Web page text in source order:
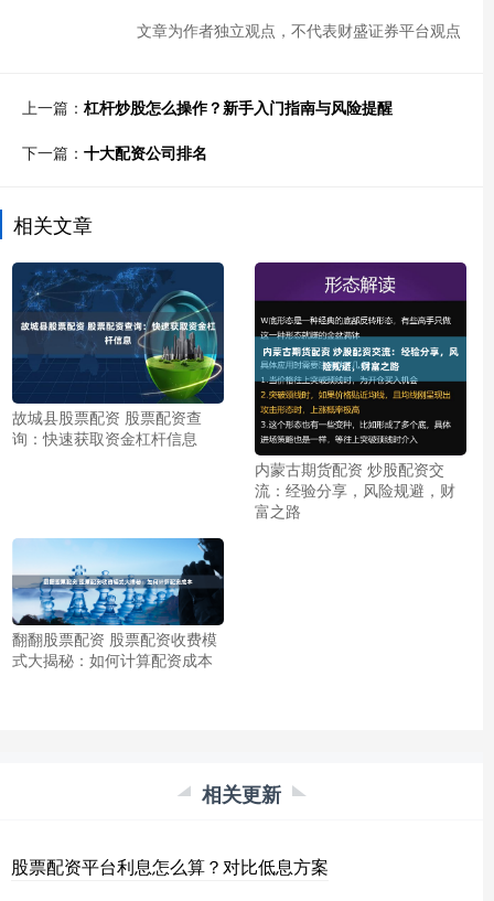
文章为作者独立观点，不代表财盛证券平台观点
上一篇： 杠杆炒股怎么操作？新手入门指南与风险提醒
下一篇： 十大配资公司排名
相关文章
故城县股票配资 股票配资查
询：快速获取资金杠杆信息
内蒙古期货配资 炒股配资交
流：经验分享，风险规避，财
富之路
翻翻股票配资 股票配资收费模
式大揭秘：如何计算配资成本
相关更新
股票配资平台利息怎么算？对比低息方案